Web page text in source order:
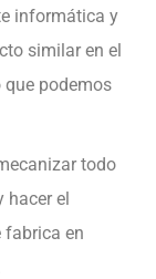
informática y
similar en el
que podemos
todo
hacer el
fabrica en